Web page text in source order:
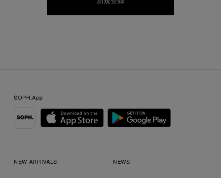
SOPH.App
NEW ARRIVALS NEWS